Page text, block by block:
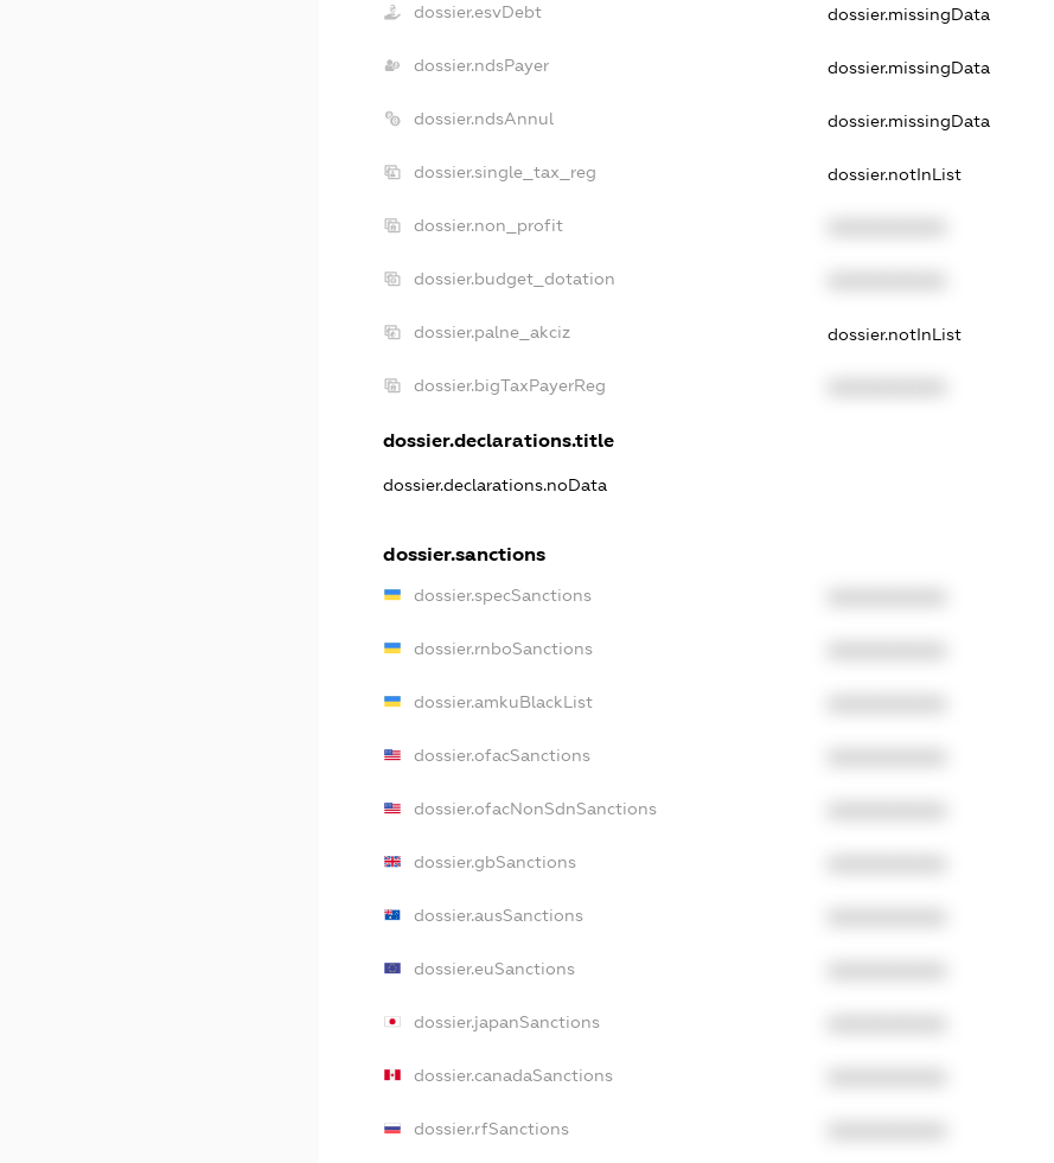
dossier.esvDebt dossier.missingData
dossier.ndsPayer dossier.missingData
dossier.ndsAnnul dossier.missingData
dossier.single_tax_reg dossier.notInList
dossier.non_profit
dossier.budget_dotation
dossier.palne_akciz dossier.notInList
dossier.bigTaxPayerReg
dossier.declarations.title
dossier.declarations.noData
dossier.sanctions
dossier.specSanctions
dossier.rnboSanctions
dossier.amkuBlackList
dossier.ofacSanctions
dossier.ofacNonSdnSanctions
dossier.gbSanctions
dossier.ausSanctions
dossier.euSanctions
dossier.japanSanctions
dossier.canadaSanctions
dossier.rfSanctions